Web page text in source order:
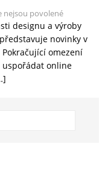
nejsou povolené
designu a výroby
novinky v
omezení
uspořádat online